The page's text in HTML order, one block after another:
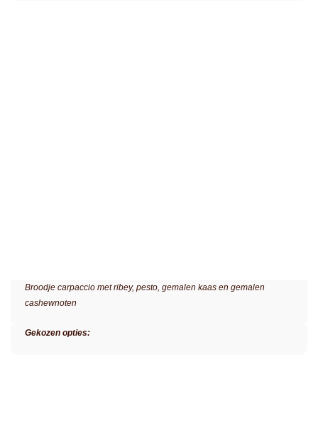
Broodje carpaccio met ribey, pesto, gemalen kaas en gemalen
cashewnoten
Gekozen opties: